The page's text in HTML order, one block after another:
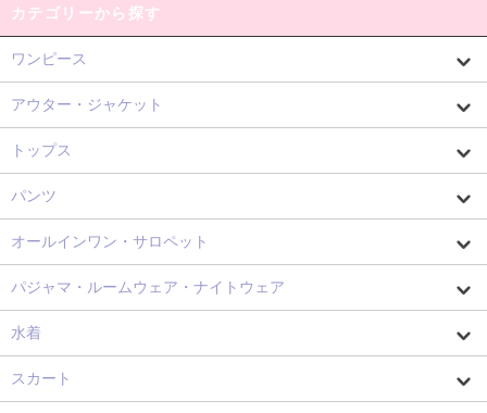
カテゴリーから探す
ワンピース
アウター・ジャケット
トップス
パンツ
オールインワン・サロペット
パジャマ・ルームウェア・ナイトウェア
水着
スカート